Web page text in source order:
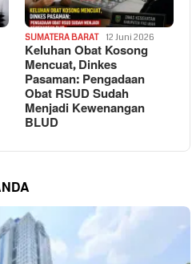
SUMATERA BARAT 12 Juni 2026
Keluhan Obat Kosong
Mencuat, Dinkes
Pasaman: Pengadaan
Obat RSUD Sudah
Menjadi Kewenangan
BLUD